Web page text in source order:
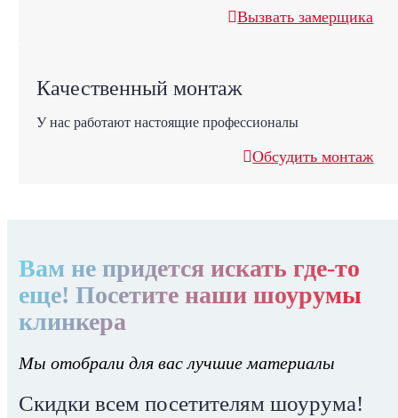
Вызвать замерщика
Качественный монтаж
У нас работают настоящие профессионалы
Обсудить монтаж
Вам не придется искать где-то
еще! Посетите наши шоурумы
клинкера
Мы отобрали для вас лучшие материалы
Скидки всем посетителям шоурума!